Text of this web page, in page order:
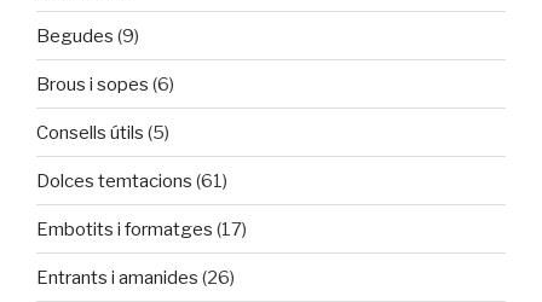
Begudes (9)
Brous i sopes (6)
Consells útils (5)
Dolces temtacions (61)
Embotits i formatges (17)
Entrants i amanides (26)